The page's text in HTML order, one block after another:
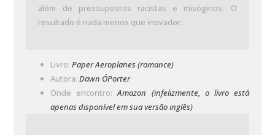
além de pressupostos racistas e misóginos. O
resultado é nada menos que inovador.
Livro:Paper Aeroplanes (romance)
Autora:Dawn O´Porter
Onde encontro:Amazon (infelizmente, o livro está
apenas disponível em sua versão inglês)